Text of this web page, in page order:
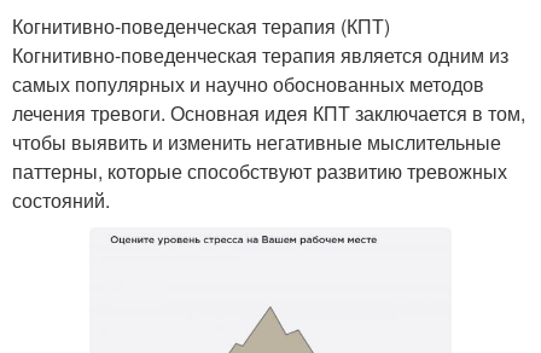
Когнитивно-поведенческая терапия (КПТ)
Когнитивно-поведенческая терапия является одним из
самых популярных и научно обоснованных методов
лечения тревоги. Основная идея КПТ заключается в том,
чтобы выявить и изменить негативные мыслительные
паттерны, которые способствуют развитию тревожных
состояний.